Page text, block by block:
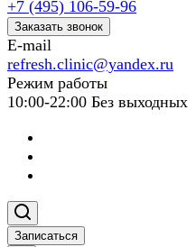
+7 (495) 106-59-96
Заказать звонок
E-mail
refresh.clinic@yandex.ru
Режим работы
10:00-22:00 Без выходных
Записаться